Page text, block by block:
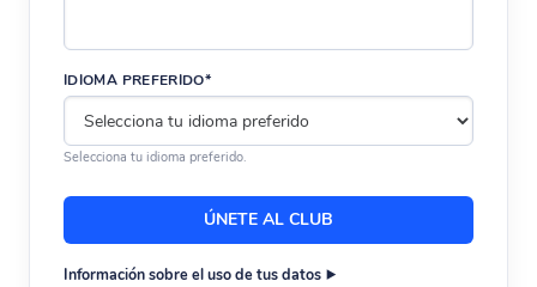
IDIOMA PREFERIDO*
Selecciona tu idioma preferido.
Información sobre el uso de tus datos